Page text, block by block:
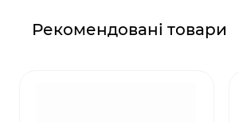
Рекомендовані товари